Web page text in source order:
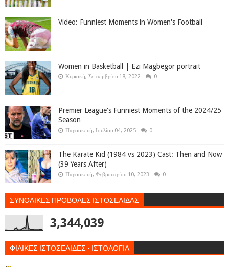
Video: Funniest Moments in Women's Football
Women in Basketball | Ezi Magbegor portrait
Κυριακή, Σεπτεμβρίου 18, 2022 0
Premier League's Funniest Moments of the 2024/25
Season
Παρασκευή, Ιουλίου 04, 2025 0
The Karate Kid (1984 vs 2023) Cast: Then and Now
(39 Years After)
Παρασκευή, Φεβρουαρίου 10, 2023 0
ΣΥΝΟΛΙΚΕΣ ΠΡΟΒΟΛΕΣ ΙΣΤΟΣΕΛΙΔΑΣ
3,344,039
ΦΙΛΙΚΕΣ ΙΣΤΟΣΕΛΙΔΕΣ - ΙΣΤΟΛΟΓΙΑ